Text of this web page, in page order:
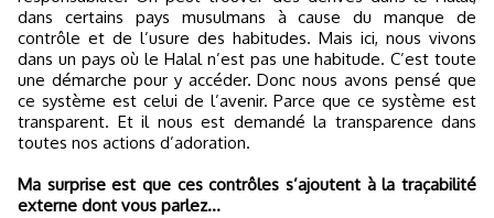
dans certains pays musulmans à cause du manque de
contrôle et de l’usure des habitudes. Mais ici, nous vivons
dans un pays où le Halal n’est pas une habitude. C’est toute
une démarche pour y accéder. Donc nous avons pensé que
ce système est celui de l’avenir. Parce que ce système est
transparent. Et il nous est demandé la transparence dans
toutes nos actions d’adoration.
Ma surprise est que ces contrôles s’ajoutent à la traçabilité
externe dont vous parlez…